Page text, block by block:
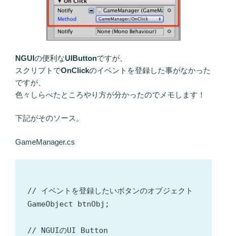
NGUIの便利なUIButtonですが、
スクリプトでOnClickのイベントを登録した事がなかった
ですが、
色々しらべたところやり方が分かったのでメモします！
下記がそのソース。
GameManager.cs
// イベントを登録したいボタンのオブジェクト
GameObject btnObj;
// NGUIのUI Button